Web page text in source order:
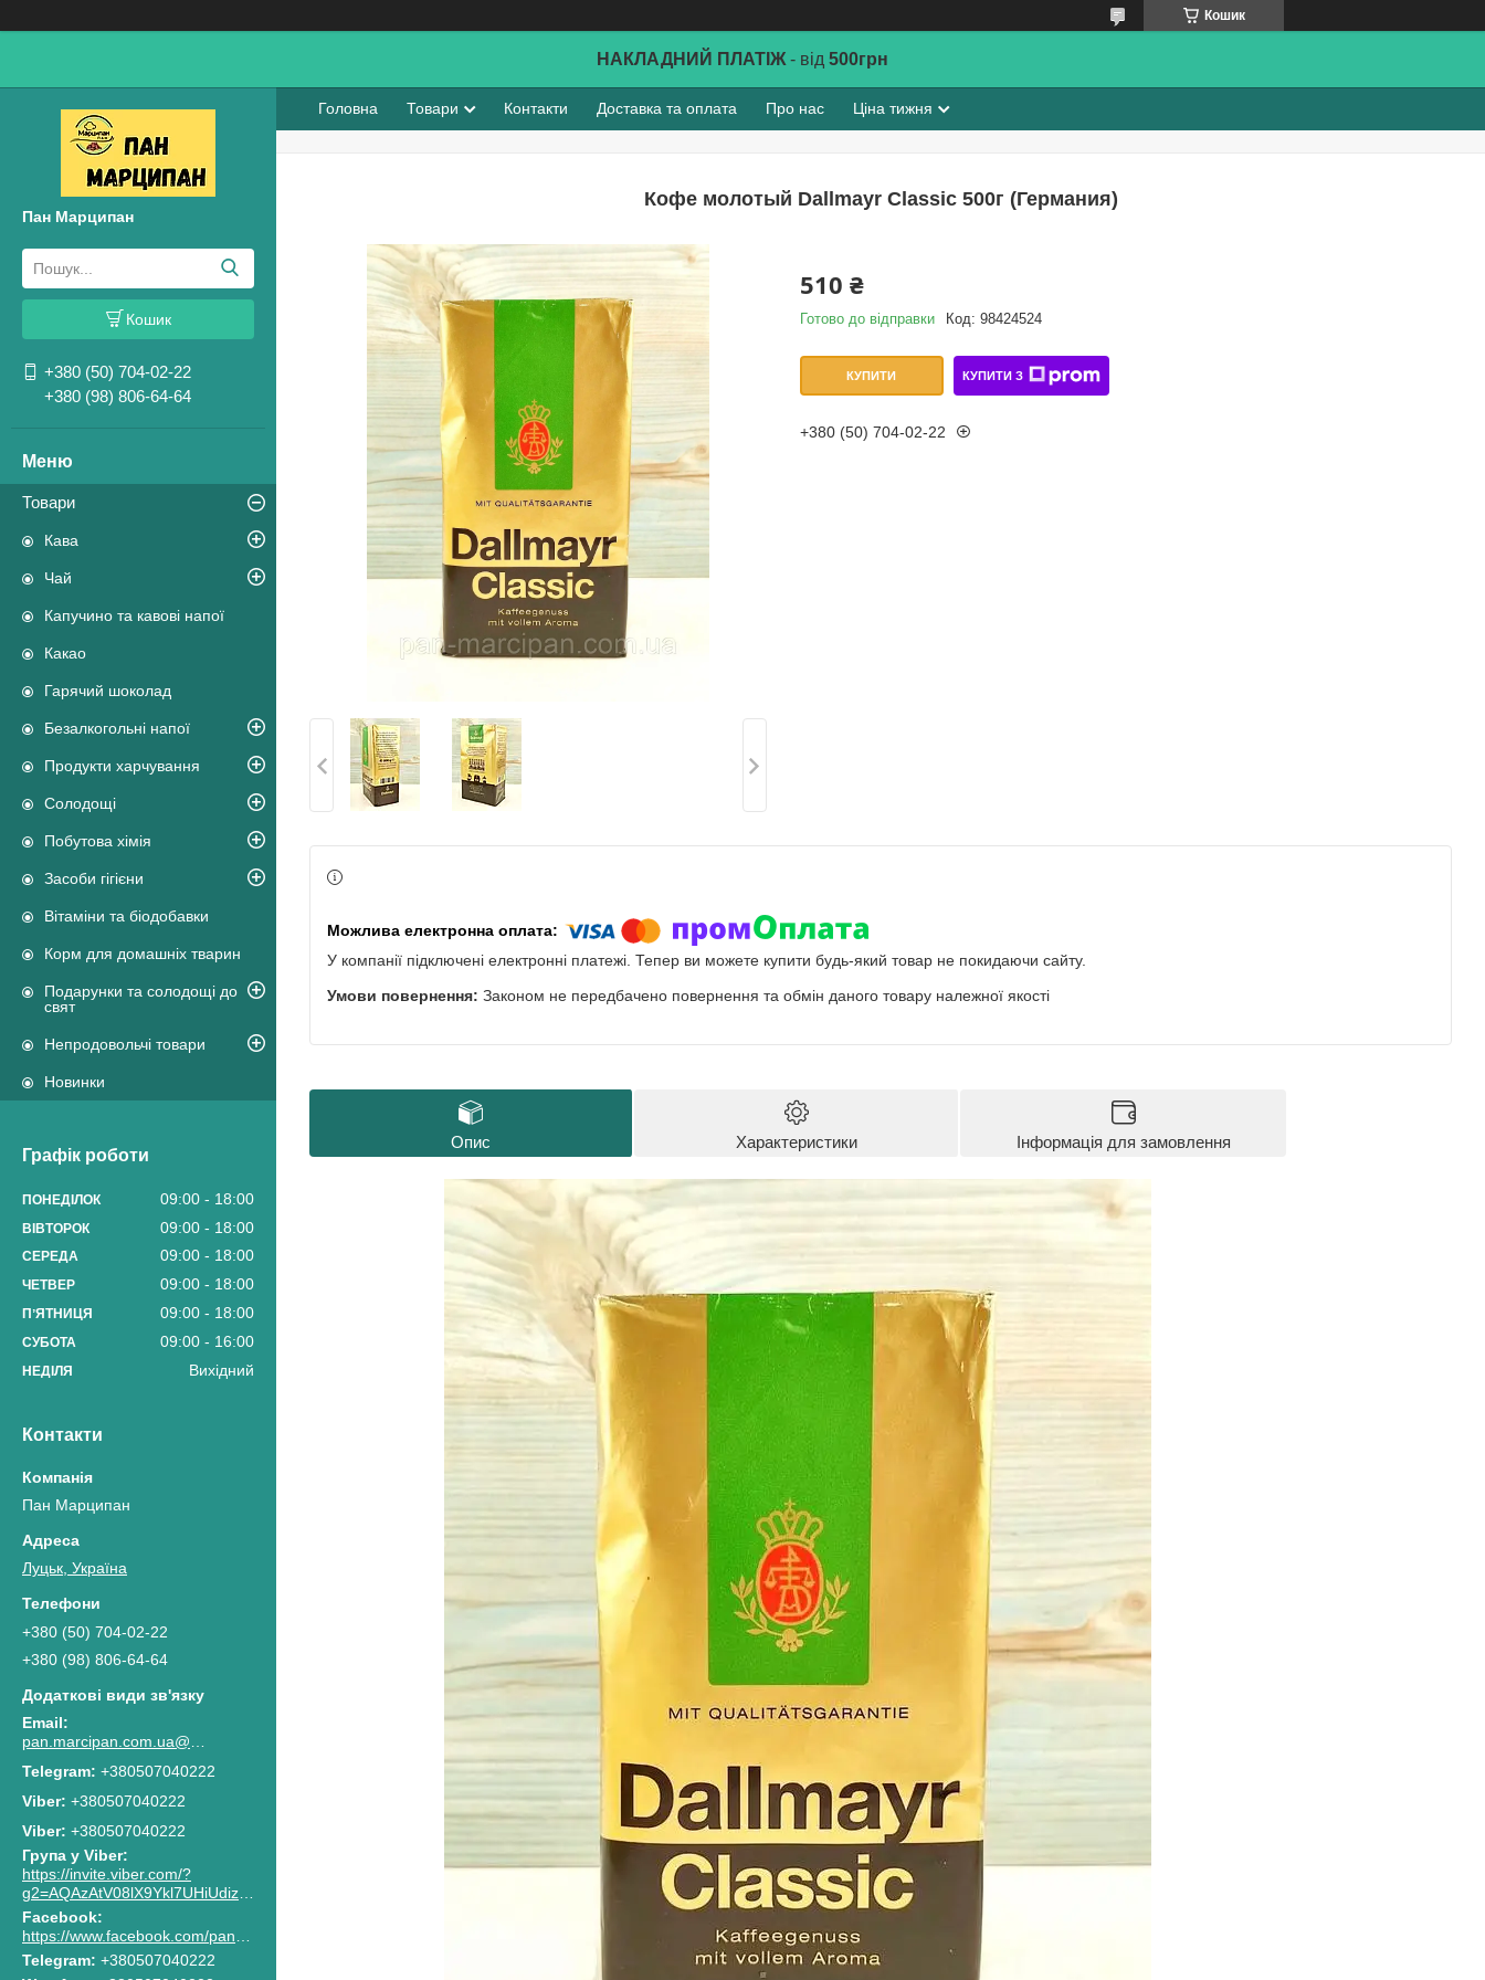
Кошик
НАКЛАДНИЙ ПЛАТІЖ - від 500грн
Пан Марципан
Кошик
+380 (50) 704-02-22
+380 (98) 806-64-64
Товари
Кава
Чай
Капучино та кавові напої
Какао
Гарячий шоколад
Безалкогольні напої
Продукти харчування
Солодощі
Побутова хімія
Засоби гігієни
Вітаміни та біодобавки
Корм для домашніх тварин
Подарунки та солодощі до
свят
Непродовольчі товари
Новинки
Графік роботи
ПОНЕДІЛОК 09:00 18:00
ВІВТОРОК 09:00 18:00
СЕРЕДА 09:00 18:00
ЧЕТВЕР 09:00 18:00
ПʼЯТНИЦЯ 09:00 18:00
СУБОТА 09:00 16:00
НЕДІЛЯ Вихідний
Контакти
Пан Марципан
Луцьк, Україна
+380 (50) 704-02-22
+380 (98) 806-64-64
pan.marcipan.com.ua@gmail.com
+380507040222
+380507040222
Viber +380507040222
Група у Viber
https://invite.viber.com/?
g2=AQAzAtV08lX9Ykl7UHiUdiz2lJaGpR6lsG8M4RbzQPAkG0NWtCn7PhJnwk8g8F2c
Facebook
https://www.facebook.com/pan.marcipan2020
Telegram +380507040222
Головна Товари Контакти Доставка та оплата Про нас Ціна тижня
Кофе молотый Dallmayr Classic 500г (Германия)
510 ₴
Готово до відправки Код: 98424524
КУПИТИ КУПИТИ З
+380 (50) 704-02-22
У компанії підключені електронні платежі. Тепер ви можете купити будь-який товар не покидаючи сайту.
Законом не передбачено повернення та обмін даного товару належної якості
Опис Характеристики Інформація для замовлення